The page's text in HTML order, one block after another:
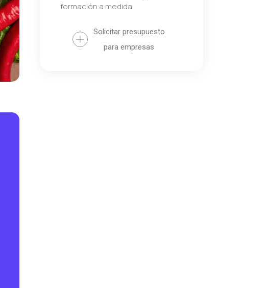
formación a medida.
Solicitar presupuesto
para empresas